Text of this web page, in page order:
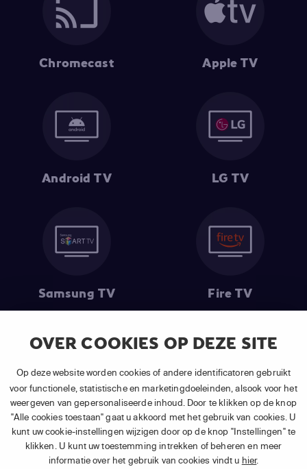
OVER COOKIES OP DEZE SITE
Op deze website worden cookies of andere identificatoren gebruikt
voor functionele, statistische en marketingdoeleinden, alsook voor het
weergeven van gepersonaliseerde inhoud. Door te klikken op de knop
"Alle cookies toestaan" gaat u akkoord met het gebruik van cookies. U
kunt uw cookie-instellingen wijzigen door op de knop "Instellingen" te
klikken. U kunt uw toestemming intrekken of beheren en meer
informatie over het gebruik van cookies vindt u hier.
Chromecast Apple TV
Android TV LG TV
Samsung TV Fire TV
(1) De eerste 30 dagen gratis: Geldig op alle nieuwe abonnementen
van APP TV Light, Basic of Plus.
(2) Prijs abonnement : Incl. BTW.
(3) Restart & Replayis beschikbaar voorvolgende zendersafhankelijk
van je gekozen pakket.